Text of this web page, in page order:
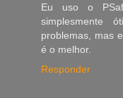
Eu uso o
simplesmente
problemas, mas
é o melhor.
Responder